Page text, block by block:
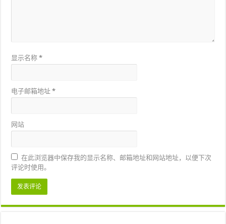
显示名称*
电子邮箱地址*
网站
在此浏览器中保存我的显示名称、邮箱地址和网站地址，以便下次
评论时使用。